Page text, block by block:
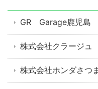
GR Garage鹿児島
株式会社クラージュ
株式会社ホンダさつ